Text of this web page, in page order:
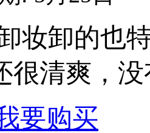
妆卸的也
很清爽，
要购买